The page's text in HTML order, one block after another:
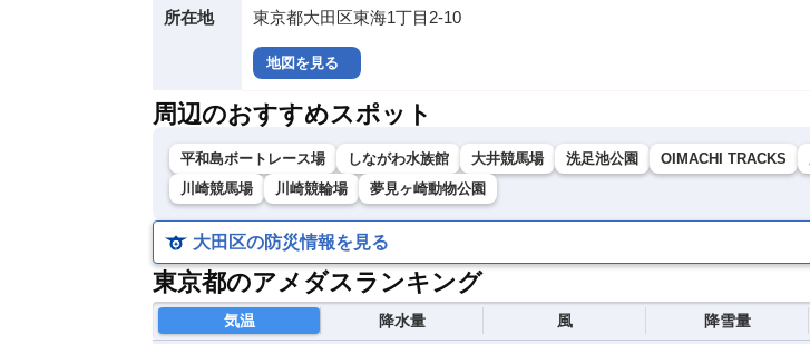
所在地 東京都大田区東海1丁目2-10
地図を見る
周辺のおすすめスポット
平和島ボートレース場 しながわ水族館 大井競馬場 洗足池公園 OIMACHI TRACKS
川崎競馬場
川崎競輪場 夢見ヶ崎動物公園
大田区の防災情報を見る
東京都のアメダスランキング
気温 降水量 風 降雪量